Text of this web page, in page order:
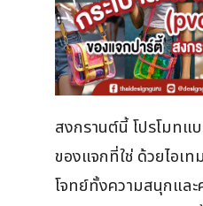
สงกรานต์นี้ โปรโมทแ
ของแจกที่ใช่ ด้วยไอเ
โจทย์ทั้งความสนุกแล